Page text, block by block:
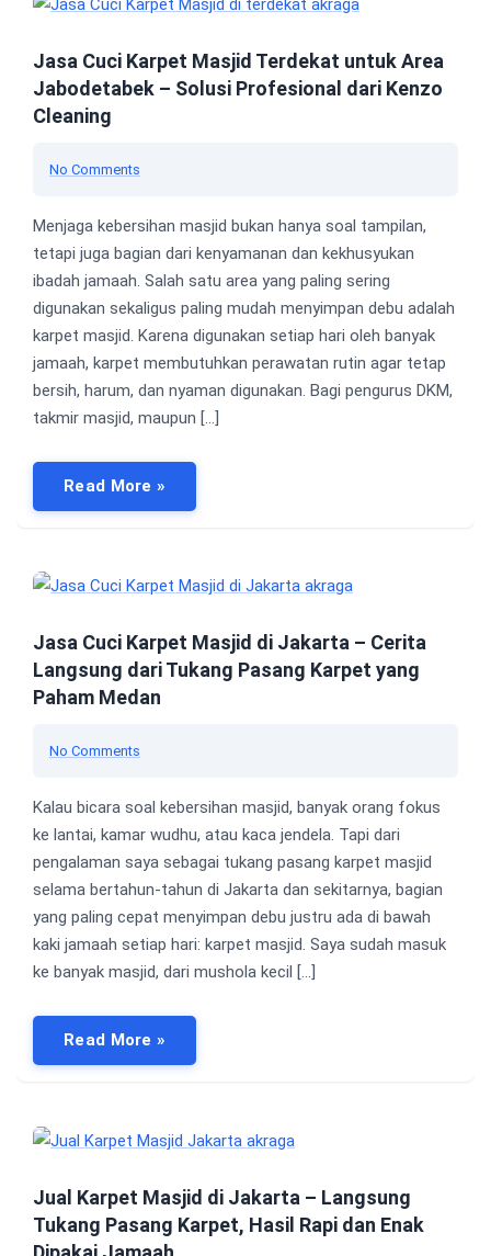
Jasa Cuci Karpet Masjid Terdekat untuk Area
Jabodetabek – Solusi Profesional dari Kenzo
Cleaning
No Comments
Menjaga kebersihan masjid bukan hanya soal tampilan,
tetapi juga bagian dari kenyamanan dan kekhusyukan
ibadah jamaah. Salah satu area yang paling sering
digunakan sekaligus paling mudah menyimpan debu adalah
karpet masjid. Karena digunakan setiap hari oleh banyak
jamaah, karpet membutuhkan perawatan rutin agar tetap
bersih, harum, dan nyaman digunakan. Bagi pengurus DKM,
takmir masjid, maupun […]
Read More »
Jasa Cuci Karpet Masjid di Jakarta – Cerita
Langsung dari Tukang Pasang Karpet yang
Paham Medan
No Comments
Kalau bicara soal kebersihan masjid, banyak orang fokus
ke lantai, kamar wudhu, atau kaca jendela. Tapi dari
pengalaman saya sebagai tukang pasang karpet masjid
selama bertahun-tahun di Jakarta dan sekitarnya, bagian
yang paling cepat menyimpan debu justru ada di bawah
kaki jamaah setiap hari: karpet masjid. Saya sudah masuk
ke banyak masjid, dari mushola kecil […]
Read More »
Jual Karpet Masjid di Jakarta – Langsung
Tukang Pasang Karpet, Hasil Rapi dan Enak